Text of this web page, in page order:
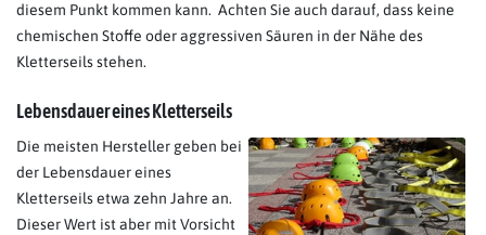
diesem Punkt kommen kann. Achten Sie auch darauf, dass keine
chemischen Stoffe oder aggressiven Säuren in der Nähe des
Kletterseils stehen.
Lebensdauer eines Kletterseils
Die meisten Hersteller geben bei
der Lebensdauer eines
Kletterseils etwa zehn Jahre an.
Dieser Wert ist aber mit Vorsicht